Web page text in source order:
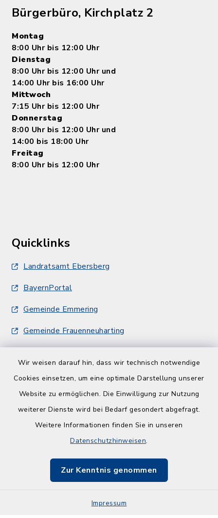
Wir weisen darauf hin, dass wir technisch notwendige
Cookies einsetzen, um eine optimale Darstellung unserer
Website zu ermöglichen. Die Einwilligung zur Nutzung
weiterer Dienste wird bei Bedarf gesondert abgefragt.
Weitere Informationen finden Sie in unseren
Datenschutzhinweisen.
Zur Kenntnis genommen
Impressum
Bürgerbüro, Kirchplatz 2
Montag
8:00 Uhr bis 12:00 Uhr
Dienstag
8:00 Uhr bis 12:00 Uhr und
14:00 Uhr bis 16:00 Uhr
Mittwoch
7:15 Uhr bis 12:00 Uhr
Donnerstag
8:00 Uhr bis 12:00 Uhr und
14:00 bis 18:00 Uhr
Freitag
8:00 Uhr bis 12:00 Uhr
Quicklinks
Landratsamt Ebersberg
BayernPortal
Gemeinde Emmering
Gemeinde Frauenneuharting
Barrierefreiheit
Impressum
Sitemap